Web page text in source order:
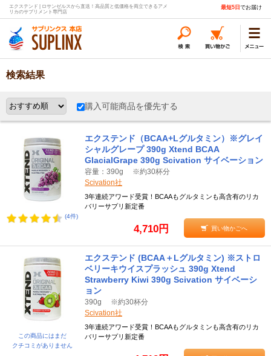
エクステンド | ロサンゼルスから直送！高品質と低価格を両立できるアメ
リカのサプリメント専門店
最短5日 でお届け
検索結果
購入可能商品を優先する
(4件)
エクステンド（BCAA+Lグルタミン）※グレイ
シャルグレープ 390g Xtend BCAA
GlacialGrape 390g Scivation サイベーション
容量：390g ※約30杯分
Scivation社
3年連続アワード受賞！BCAAもグルタミンも高含有のリカ
バリーサプリ新定番
4,710円 買い物かごへ
この商品にはまだ
クチコミがありません
エクステンド (BCAA＋Lグルタミン) ※ストロ
ベリーキウイスプラッシュ 390g Xtend
Strawberry Kiwi 390g Scivation サイベーシ
ョン
390g ※約30杯分
Scivation社
3年連続アワード受賞！BCAAもグルタミンも高含有のリカ
バリーサプリ新定番